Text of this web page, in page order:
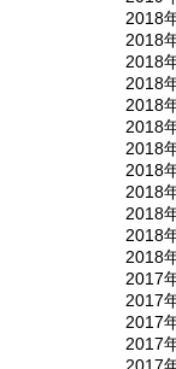
2018
2018
2018
2018
2018
2018
2018
2018
2018
2018
2018
2018
2017
2017
2017
2017
2017